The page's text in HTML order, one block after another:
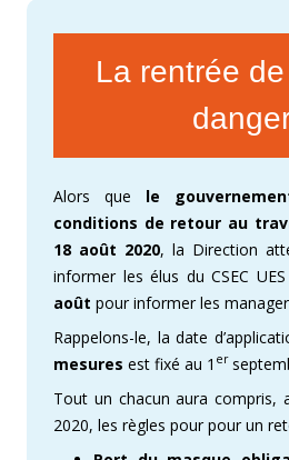
La rentrée
Alors que le
conditions de retour au
18 août 2020, la Direction
informer les élus du CSEC
août pour informer les
Rappelons-le, la date
mesures est fixé au 1 er
Tout un chacun aura compris,
2020, les règles pour pour un